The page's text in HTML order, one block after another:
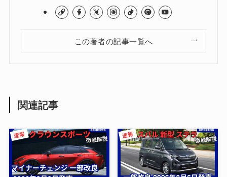
この著者の記事一覧へ
関連記事